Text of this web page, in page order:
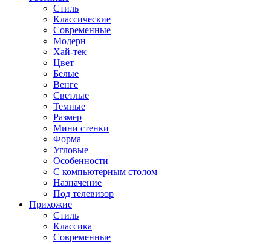
Стиль
Классические
Современные
Модерн
Хай-тек
Цвет
Белые
Венге
Светлые
Темные
Размер
Мини стенки
Форма
Угловые
Особенности
С компьютерным столом
Назначение
Под телевизор
Прихожие
Стиль
Классика
Современные